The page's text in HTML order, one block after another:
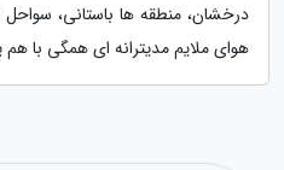
درخشان، منطقه ها باستانی،
هوای ملایم مدیترانه ای همگی با هم